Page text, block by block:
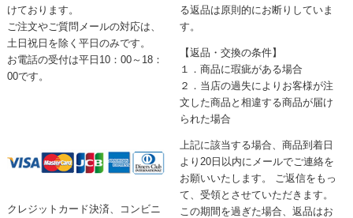
けております。
ご注文やご質問メールの対応は、
土日祝日を除く平日のみです。
お電話の受付は平日10：00～18：
00です。
クレジットカード決済、コンビニ
る返品は原則的にお断りしていま
す。
【返品・交換の条件】
１．商品に瑕疵がある場合
２．当店の過失によりお客様が注
文した商品と相違する商品が届け
られた場合
上記に該当する場合、商品到着日
より20日以内にメールでご連絡を
お願いいたします。 ご返信をもっ
て、受領とさせていただきます。
この期間を過ぎた場合、返品はお